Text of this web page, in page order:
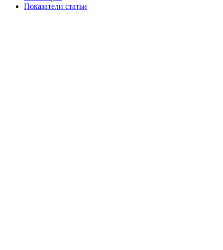
Показатели статьи